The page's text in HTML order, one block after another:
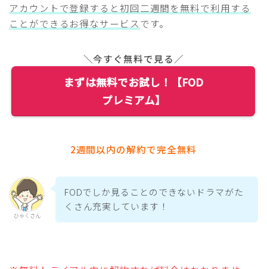
アカウントで登録すると初回二週間を無料で利用する
ことができるお得なサービス です。
＼今すぐ無料で見る／
まずは無料でお試し！【FOD
プレミアム】
2週間以内の解約で完全無料
ひゃくさん
FODでしか見ることのできないドラマがた
くさん充実しています！